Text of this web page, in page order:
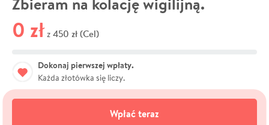
0 zł z 450 zł (Cel)
Dokonaj pierwszej wpłaty.
Każda złotówka się liczy.
Wpłać teraz